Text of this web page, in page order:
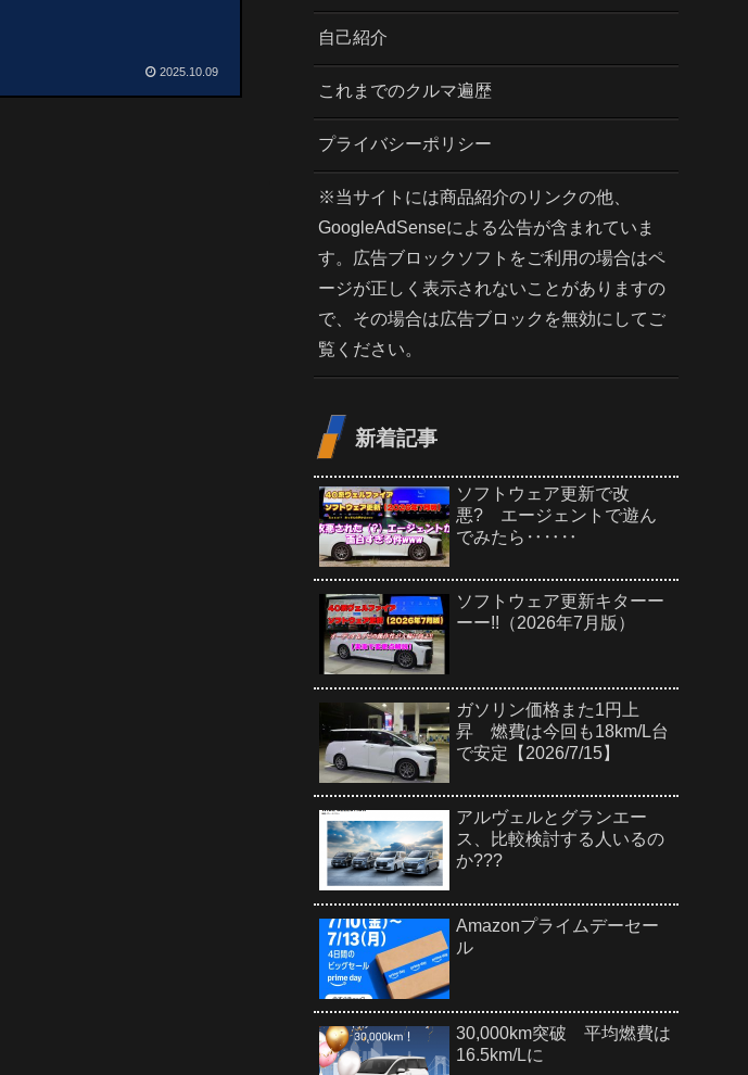
2025.10.09
自己紹介
これまでのクルマ遍歴
プライバシーポリシー
※当サイトには商品紹介のリンクの他、
GoogleAdSenseによる公告が含まれていま
す。広告ブロックソフトをご利用の場合はペ
ージが正しく表示されないことがありますの
で、その場合は広告ブロックを無効にしてご
覧ください。
新着記事
ソフトウェア更新で改
悪? エージェントで遊ん
でみたら‥‥‥
ソフトウェア更新キターー
ーー!!（2026年7月版）
ガソリン価格また1円上
昇 燃費は今回も18km/L台
で安定【2026/7/15】
アルヴェルとグランエー
ス、比較検討する人いるの
か???
Amazonプライムデーセー
ル
30,000km突破 平均燃費は
16.5km/Lに